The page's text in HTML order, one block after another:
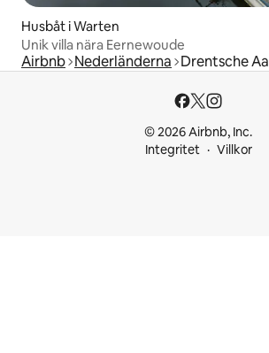
Husbåt i Warten
Unik villa nära Eernewoude
Airbnb Nederländerna Drentsche Aa
© 2026 Airbnb, Inc.
Integritet
Villkor